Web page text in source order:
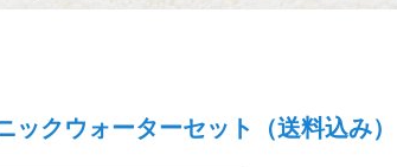
クウォーターセット（送料込み）